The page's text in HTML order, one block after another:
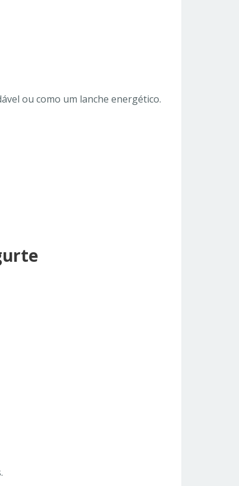
ou como um lanche energético.